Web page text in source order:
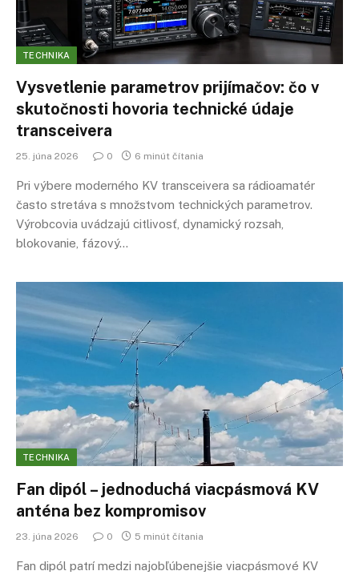
TECHNIKA
Vysvetlenie parametrov prijímačov: čo v
skutočnosti hovoria technické údaje
transceivera
25. júna 2026 0 6 minút čítania
Pri výbere moderného KV transceivera sa rádioamatér
často stretáva s množstvom technických parametrov.
Výrobcovia uvádzajú citlivosť, dynamický rozsah,
blokovanie, fázový…
TECHNIKA
Fan dipól – jednoduchá viacpásmová KV
anténa bez kompromisov
23. júna 2026 0 5 minút čítania
Fan dipól patrí medzi najobľúbenejšie viacpásmové KV